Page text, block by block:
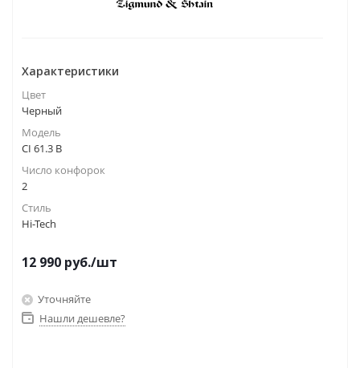
Характеристики
Цвет
Черный
Модель
CI 61.3 B
Число конфорок
2
Стиль
Hi-Tech
12 990 руб./шт
Уточняйте
Нашли дешевле?